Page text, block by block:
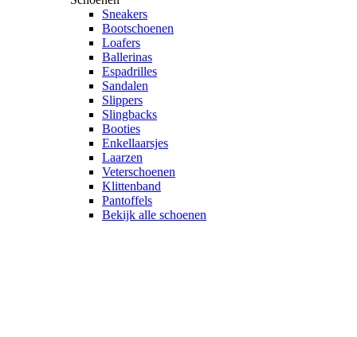
Sneakers
Bootschoenen
Loafers
Ballerinas
Espadrilles
Sandalen
Slippers
Slingbacks
Booties
Enkellaarsjes
Laarzen
Veterschoenen
Klittenband
Pantoffels
Bekijk alle schoenen